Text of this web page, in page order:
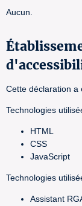
Aucun.
Cette déclaration a
Technologies
HTML
CSS
JavaScript
Technologies
Assistant